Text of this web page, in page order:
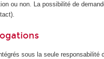
ou non. La possibilité de
sous la seule responsabilité